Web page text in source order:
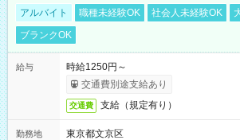
アルバイト 職種未経験OK 社会人未経験OK
ブランクOK
給与
時給1250円～
交通費別途支給あり
交通費 支給（規定有り）
勤務地
東京都文京区